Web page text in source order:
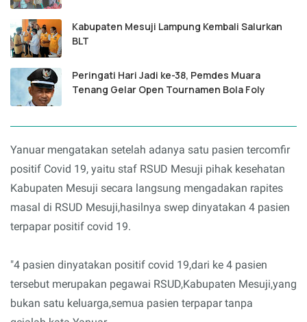
Kabupaten Mesuji Lampung Kembali Salurkan
BLT
Peringati Hari Jadi ke-38, Pemdes Muara
Tenang Gelar Open Tournamen Bola Foly
Yanuar mengatakan setelah adanya satu pasien tercomfir
positif Covid 19, yaitu staf RSUD Mesuji pihak kesehatan
Kabupaten Mesuji secara langsung mengadakan rapites
masal di RSUD Mesuji,hasilnya swep dinyatakan 4 pasien
terpapar positif covid 19.
"4 pasien dinyatakan positif covid 19,dari ke 4 pasien
tersebut merupakan pegawai RSUD,Kabupaten Mesuji,yang
bukan satu keluarga,semua pasien terpapar tanpa